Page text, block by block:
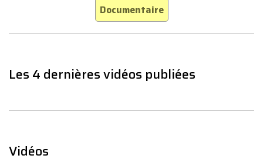
Documentaire
Les 4 dernières vidéos publiées
Vidéos